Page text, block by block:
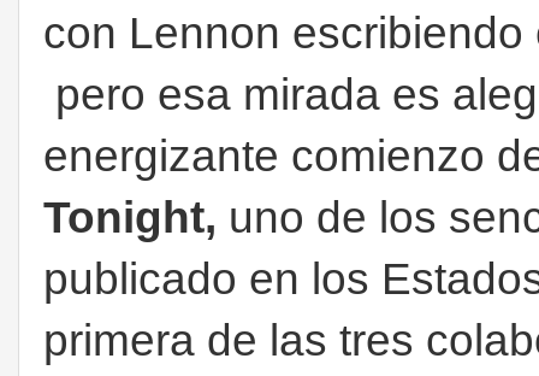
con Lennon
pero esa mirada es
energizante comienzo
Tonight, uno de los
publicado en los
primera de las tres